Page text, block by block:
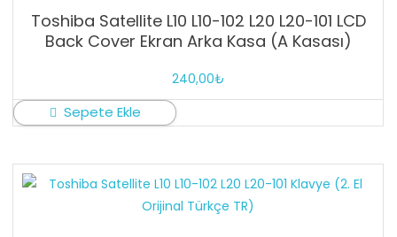
Toshiba Satellite L10 L10-102 L20 L20-101 LCD
Back Cover Ekran Arka Kasa (A Kasası)
240,00₺
Sepete Ekle